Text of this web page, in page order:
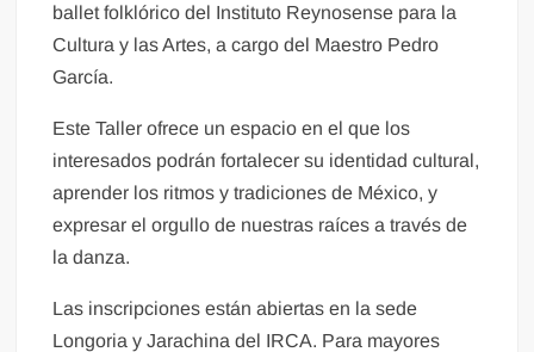
ballet folklórico del Instituto Reynosense para la
Cultura y las Artes, a cargo del Maestro Pedro
García.
Este Taller ofrece un espacio en el que los
interesados podrán fortalecer su identidad cultural,
aprender los ritmos y tradiciones de México, y
expresar el orgullo de nuestras raíces a través de
la danza.
Las inscripciones están abiertas en la sede
Longoria y Jarachina del IRCA. Para mayores